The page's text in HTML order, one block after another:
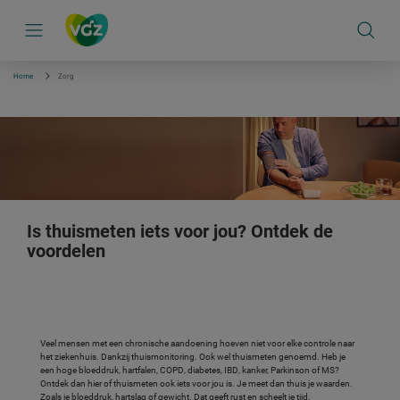
Home Zorg
Is thuismeten iets voor jou? Ontdek de
voordelen
Veel mensen met een chronische aandoening hoeven niet voor elke controle naar
het ziekenhuis. Dankzij thuismonitoring. Ook wel thuismeten genoemd. Heb je
een hoge bloeddruk, hartfalen, COPD, diabetes, IBD, kanker, Parkinson of MS?
Ontdek dan hier of thuismeten ook iets voor jou is. Je meet dan thuis je waarden.
Zoals je bloeddruk, hartslag of gewicht. Dat geeft rust en scheelt je tijd.